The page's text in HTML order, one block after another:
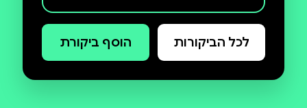
כמו שהיא בעצמה לא יודעת מה
לעשות… זהו חוסר אונים רציני מאוד
לכל הביקורות הוסף ביקורת